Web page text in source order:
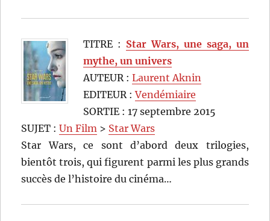
TITRE : Star Wars, une saga, un
mythe, un univers
AUTEUR :Laurent Aknin
EDITEUR :Vendémiaire
SORTIE : 17 septembre 2015
SUJET :Un Film > Star Wars
Star Wars, ce sont d’abord deux trilogies,
bientôt trois, qui figurent parmi les plus grands
succès de l’histoire du cinéma…